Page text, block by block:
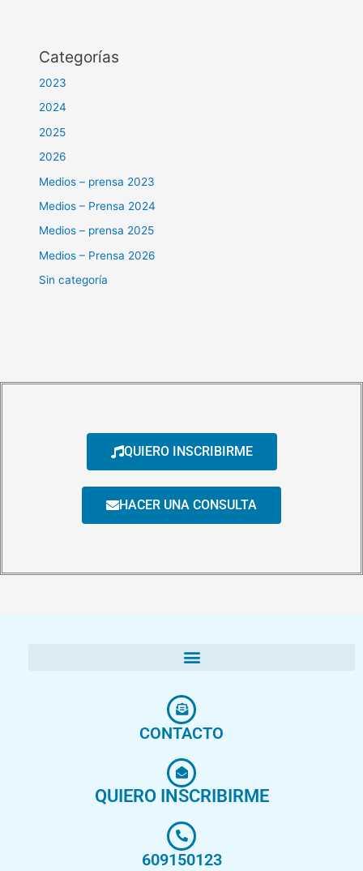
Categorías
2023
2024
2025
2026
Medios – prensa 2023
Medios – Prensa 2024
Medios – prensa 2025
Medios – Prensa 2026
Sin categoría
QUIERO INSCRIBIRME
HACER UNA CONSULTA
CONTACTO
QUIERO INSCRIBIRME
609150123